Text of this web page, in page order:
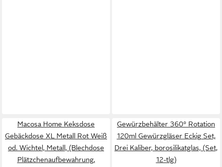
Macosa Home Keksdose
Gebäckdose XL Metall Rot Weiß
od. Wichtel, Metall, (Blechdose
Plätzchenaufbewahrung,
Gewürzbehälter 360° Rotation
120ml Gewürzgläser Eckig Set,
Drei Kaliber, borosilikatglas, (Set,
12-tlg)